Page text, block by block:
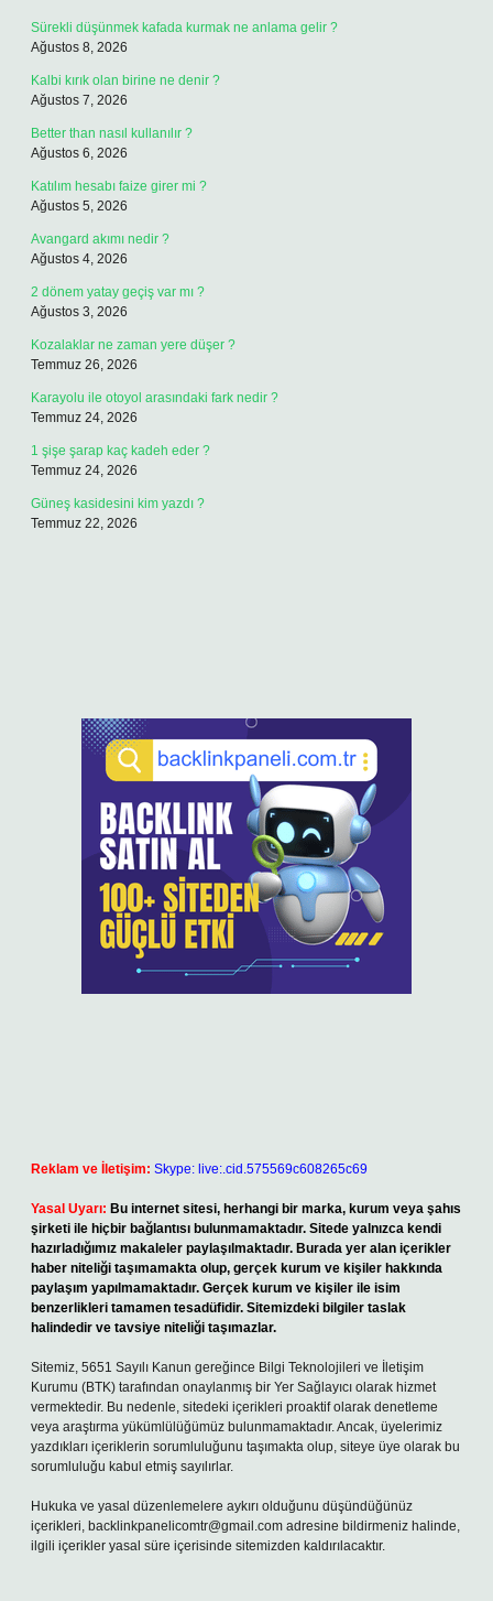
Sürekli düşünmek kafada kurmak ne anlama gelir ?
Ağustos 8, 2026
Kalbi kırık olan birine ne denir ?
Ağustos 7, 2026
Better than nasıl kullanılır ?
Ağustos 6, 2026
Katılım hesabı faize girer mi ?
Ağustos 5, 2026
Avangard akımı nedir ?
Ağustos 4, 2026
2 dönem yatay geçiş var mı ?
Ağustos 3, 2026
Kozalaklar ne zaman yere düşer ?
Temmuz 26, 2026
Karayolu ile otoyol arasındaki fark nedir ?
Temmuz 24, 2026
1 şişe şarap kaç kadeh eder ?
Temmuz 24, 2026
Güneş kasidesini kim yazdı ?
Temmuz 22, 2026
Reklam ve İletişim: Skype: live:.cid.575569c608265c69
Yasal Uyarı: Bu internet sitesi, herhangi bir marka, kurum veya şahıs
şirketi ile hiçbir bağlantısı bulunmamaktadır. Sitede yalnızca kendi
hazırladığımız makaleler paylaşılmaktadır. Burada yer alan içerikler
haber niteliği taşımamakta olup, gerçek kurum ve kişiler hakkında
paylaşım yapılmamaktadır. Gerçek kurum ve kişiler ile isim
benzerlikleri tamamen tesadüfidir. Sitemizdeki bilgiler taslak
halindedir ve tavsiye niteliği taşımazlar.
Sitemiz, 5651 Sayılı Kanun gereğince Bilgi Teknolojileri ve İletişim
Kurumu (BTK) tarafından onaylanmış bir Yer Sağlayıcı olarak hizmet
vermektedir. Bu nedenle, sitedeki içerikleri proaktif olarak denetleme
veya araştırma yükümlülüğümüz bulunmamaktadır. Ancak, üyelerimiz
yazdıkları içeriklerin sorumluluğunu taşımakta olup, siteye üye olarak bu
sorumluluğu kabul etmiş sayılırlar.
Hukuka ve yasal düzenlemelere aykırı olduğunu düşündüğünüz
içerikleri, backlinkpanelicomtr@gmail.com adresine bildirmeniz halinde,
ilgili içerikler yasal süre içerisinde sitemizden kaldırılacaktır.